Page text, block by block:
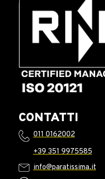
CONTATTI
011 0162002
+39 351 9975585
info@paratissima.it